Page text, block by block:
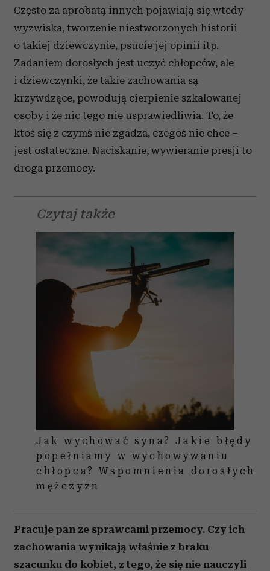
Często za aprobatą innych pojawiają się wtedy
wyzwiska, tworzenie niestworzonych historii
o takiej dziewczynie, psucie jej opinii itp.
Zadaniem dorosłych jest uczyć chłopców, ale
i dziewczynki, że takie zachowania są
krzywdzące, powodują cierpienie szkalowanej
osoby i że nic tego nie usprawiedliwia. To, że
ktoś się z czymś nie zgadza, czegoś nie chce –
jest ostateczne. Naciskanie, wywieranie presji to
droga przemocy.
Czytaj także
Jak wychować syna? Jakie błędy
popełniamy w wychowywaniu
chłopca? Wspomnienia dorosłych
mężczyzn
Pracuje pan ze sprawcami przemocy. Czy ich
zachowania wynikają właśnie z braku
szacunku do kobiet, z tego, że się nie nauczyli